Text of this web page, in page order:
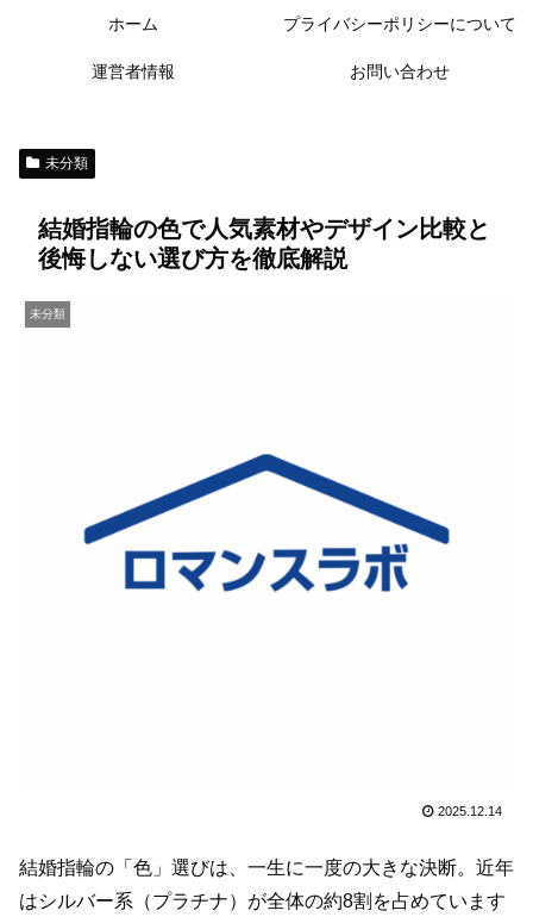
ホーム プライバシーポリシーについて
運営者情報 お問い合わせ
未分類
結婚指輪の色で人気素材やデザイン比較と
後悔しない選び方を徹底解説
未分類
2025.12.14
結婚指輪の「色」選びは、一生に一度の大きな決断。近年
はシルバー系（プラチナ）が全体の約8割を占めています